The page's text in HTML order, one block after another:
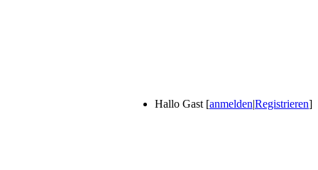
Hallo Gast [anmelden|Registrieren]